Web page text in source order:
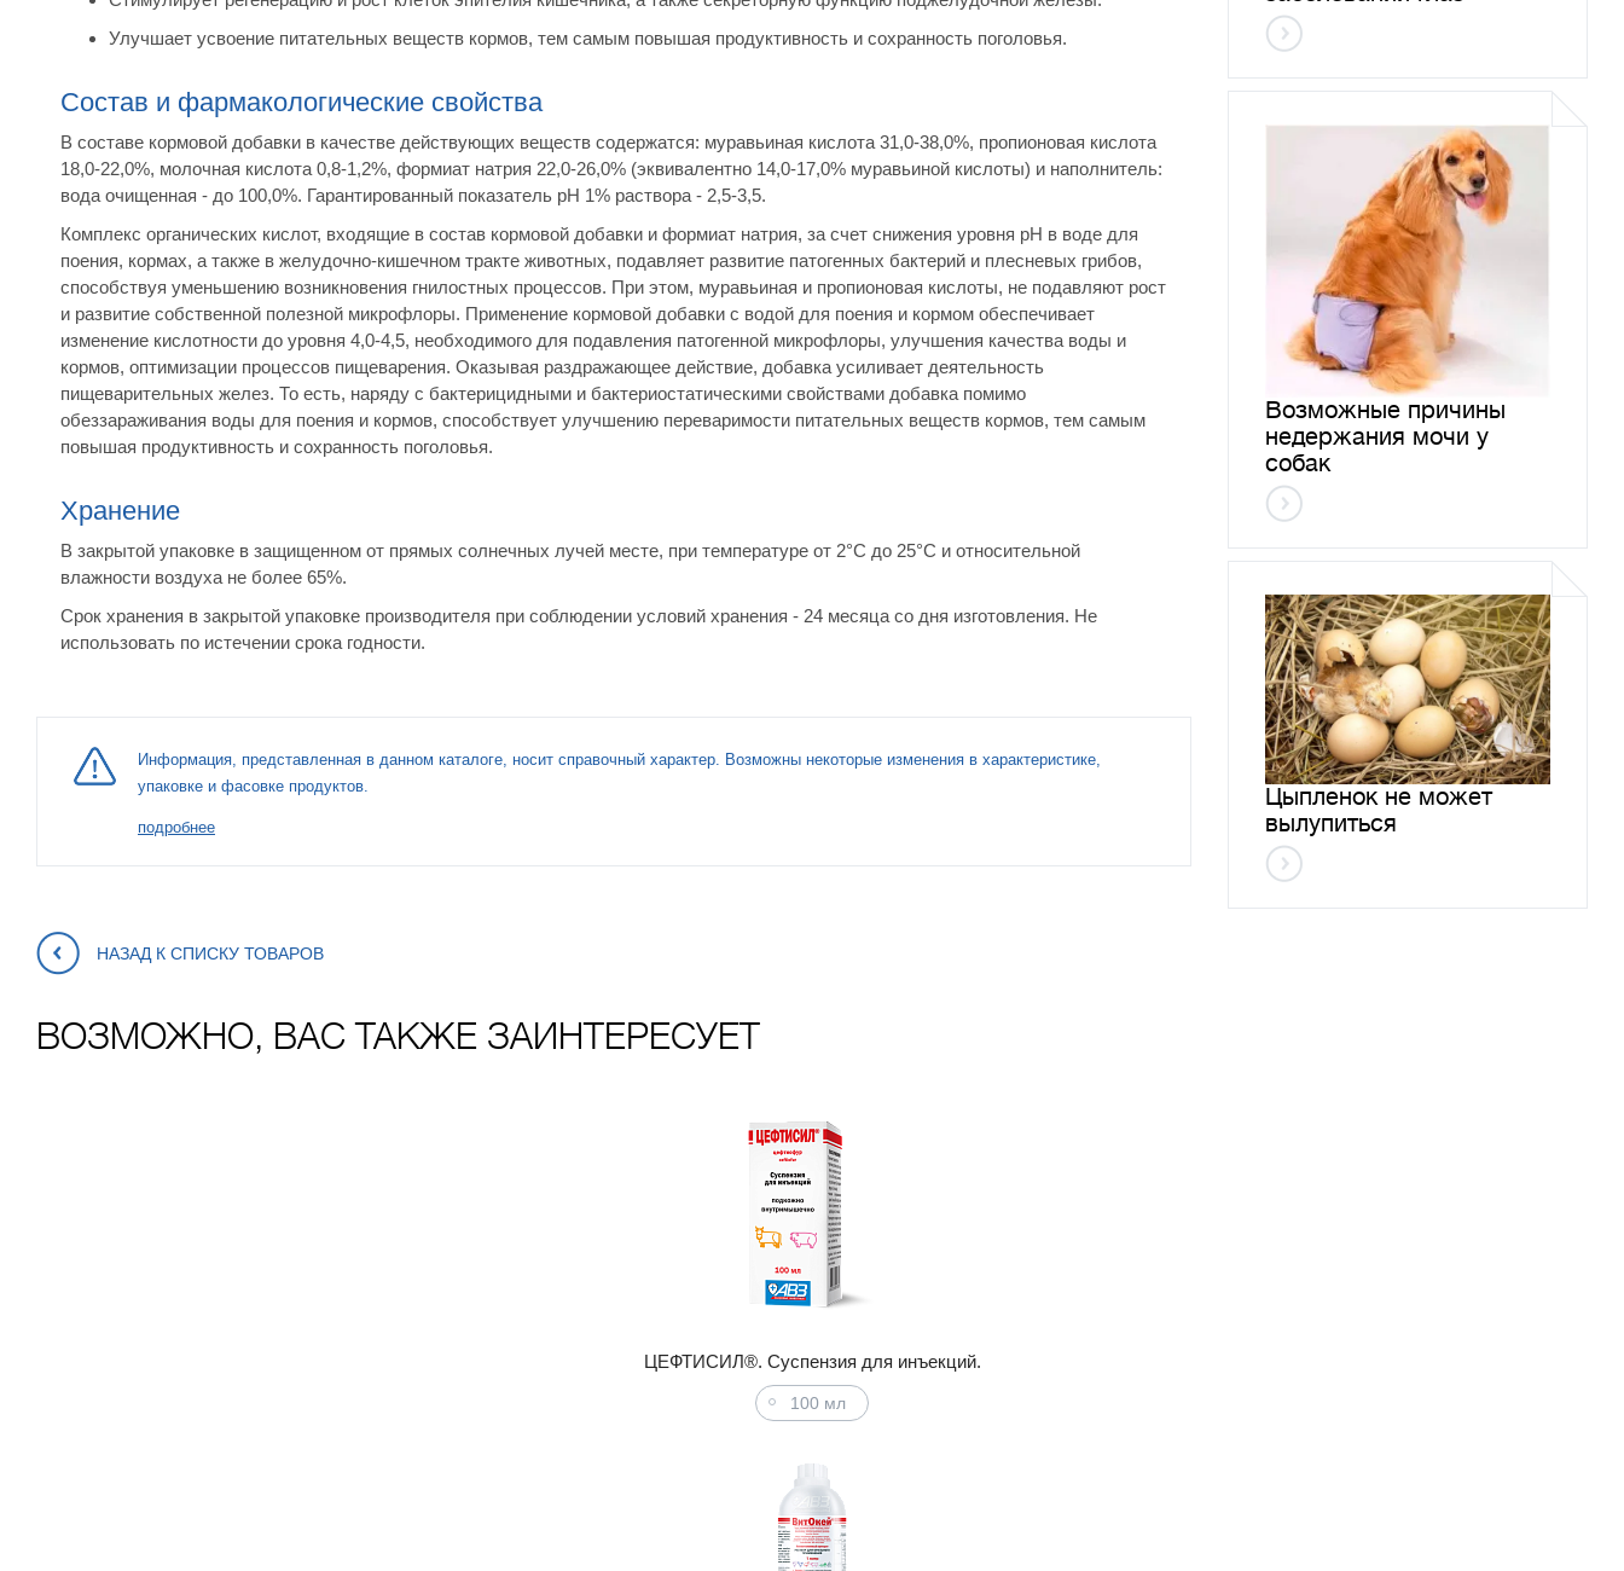
Улучшает усвоение питательных веществ кормов, тем самым повышая продуктивность и сохранность поголовья.
Состав и фармакологические свойства
В составе кормовой добавки в качестве действующих веществ содержатся: муравьиная кислота 31,0-38,0%, пропионовая кислота
18,0-22,0%, молочная кислота 0,8-1,2%, формиат натрия 22,0-26,0% (эквивалентно 14,0-17,0% муравьиной кислоты) и наполнитель:
вода очищенная - до 100,0%. Гарантированный показатель pH 1% раствора - 2,5-3,5.
Комплекс органических кислот, входящие в состав кормовой добавки и формиат натрия, за счет снижения уровня рН в воде для
поения, кормах, а также в желудочно-кишечном тракте животных, подавляет развитие патогенных бактерий и плесневых грибов,
способствуя уменьшению возникновения гнилостных процессов. При этом, муравьиная и пропионовая кислоты, не подавляют рост
и развитие собственной полезной микрофлоры. Применение кормовой добавки с водой для поения и кормом обеспечивает
изменение кислотности до уровня 4,0-4,5, необходимого для подавления патогенной микрофлоры, улучшения качества воды и
кормов, оптимизации процессов пищеварения. Оказывая раздражающее действие, добавка усиливает деятельность
пищеварительных желез. То есть, наряду с бактерицидными и бактериостатическими свойствами добавка помимо
обеззараживания воды для поения и кормов, способствует улучшению переваримости питательных веществ кормов, тем самым
повышая продуктивность и сохранность поголовья.
Хранение
В закрытой упаковке в защищенном от прямых солнечных лучей месте, при температуре от 2°С до 25°С и относительной
влажности воздуха не более 65%.
Срок хранения в закрытой упаковке производителя при соблюдении условий хранения - 24 месяца со дня изготовления. Не
использовать по истечении срока годности.
Информация, представленная в данном каталоге, носит справочный характер. Возможны некоторые изменения в характеристике,
упаковке и фасовке продуктов.
подробнее
НАЗАД К СПИСКУ ТОВАРОВ
Возможные причины
недержания мочи у
собак
Цыпленок не может
вылупиться
ВОЗМОЖНО, ВАС ТАКЖЕ ЗАИНТЕРЕСУЕТ
ЦЕФТИСИЛ®. Суспензия для инъекций.
100 мл